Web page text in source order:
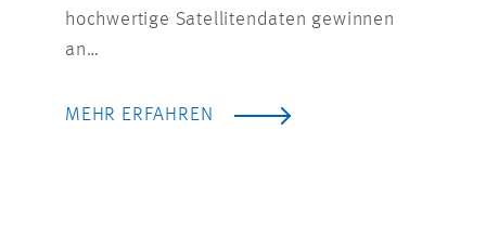
hochwertige Satellitendaten gewinnen
an…
MEHR ERFAHREN